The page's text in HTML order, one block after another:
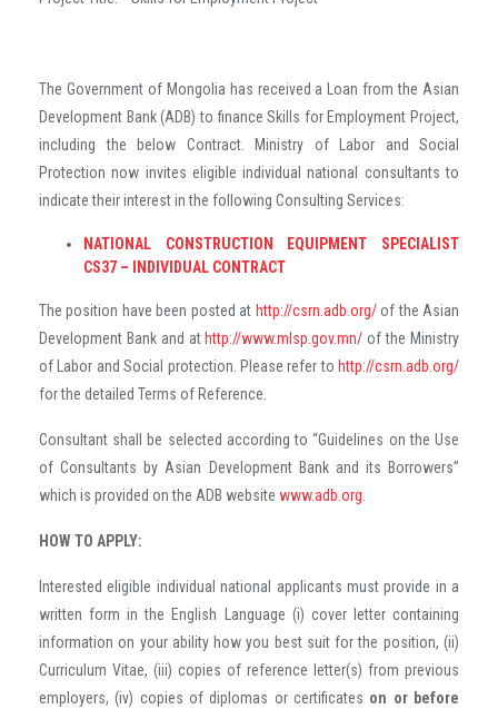
The Government of Mongolia has received a Loan from the Asian
Development Bank (ADB) to finance Skills for Employment Project,
including the below Contract. Ministry of Labor and Social
Protection now invites eligible individual national consultants to
indicate their interest in the following Consulting Services:
NATIONAL CONSTRUCTION EQUIPMENT SPECIALIST
CS37 – INDIVIDUAL CONTRACT
The position have been posted at http://csrn.adb.org/of the Asian
Development Bank and at http://www.mlsp.gov.mn/ of the Ministry
of Labor and Social protection. Please refer to http://csrn.adb.org/
for the detailed Terms of Reference.
Consultant shall be selected according to “Guidelines on the Use
of Consultants by Asian Development Bank and its Borrowers”
which is provided on the ADB website www.adb.org.
HOW TO APPLY:
Interested eligible individual national applicants must provide in a
written form in the English Language (i) cover letter containing
information on your ability how you best suit for the position, (ii)
Curriculum Vitae, (iii) copies of reference letter(s) from previous
employers, (iv) copies of diplomas or certificates on or before